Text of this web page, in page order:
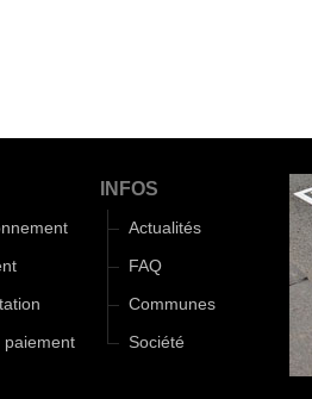
paiement
INFOS
Actualités
FAQ
Communes
Société